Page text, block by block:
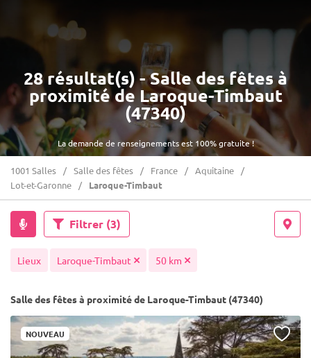
La demande de renseignements est 100% gratuite !
28 résultat(s) - Salle des fêtes à
proximité de Laroque-Timbaut
(47340)
1001 Salles Salle des fêtes France
Aquitaine
Lot-et-Garonne
Laroque-Timbaut
Filtrer (3)
Lieux Laroque-Timbaut 50 km
Salle des fêtes à proximité de Laroque-Timbaut (47340)
NOUVEAU